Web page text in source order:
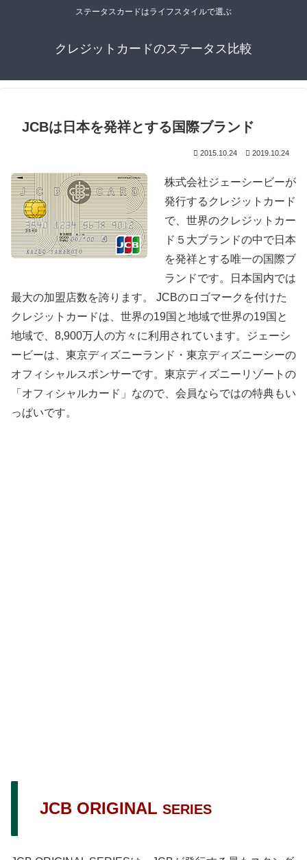
ステータスカードはライフスタイルで選ぶ
クレジットカードのステータス比較
JCBは日本を発祥とする国際ブランド
2015.10.24 2019.10.24
株式会社ジェーシービーが
発行するクレジットカード
で、世界のクレジットカー
ド５大ブランドの中で日本
を発祥とする唯一の国際ブ
ランドです。日本国内では
最大の加盟店数を誇ります。 JCBのロゴマークを付けた
クレジットカードは、世界の19国と地域で世界の19国と
地域で、8,900万人の方々に利用されています。ジェーシ
ービーは、東京ディズニーランド・東京ディズニーシーの
オフィシャルスポンサーです。東京ディズニーリゾートの
「オフィシャルカード」なので、会員ならではの特典もい
っぱいです。
JCB ORIGINAL SERIES